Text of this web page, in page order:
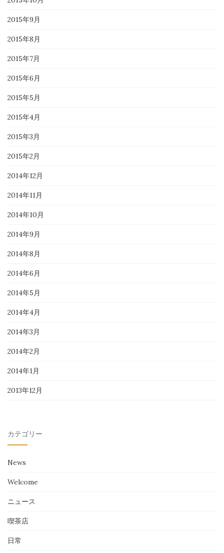
2015年9月
2015年8月
2015年7月
2015年6月
2015年5月
2015年4月
2015年3月
2015年2月
2014年12月
2014年11月
2014年10月
2014年9月
2014年8月
2014年6月
2014年5月
2014年4月
2014年3月
2014年2月
2014年1月
2013年12月
カテゴリー
News
Welcome
ニュース
喫茶店
日常